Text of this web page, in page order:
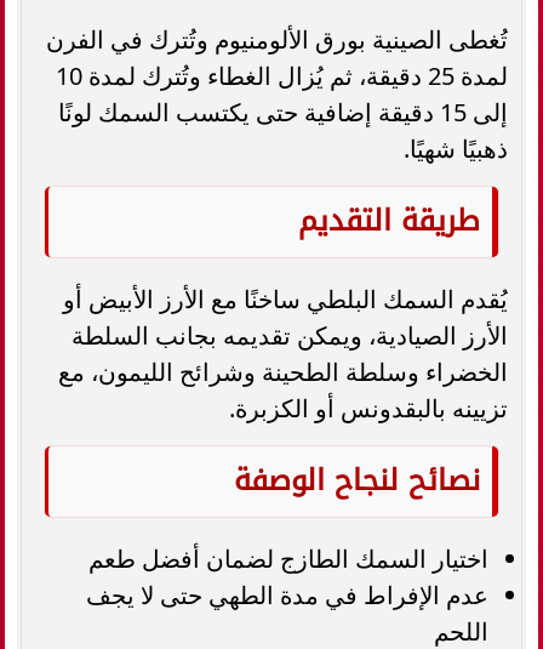
تُغطى الصينية بورق الألومنيوم وتُترك في الفرن
لمدة 25 دقيقة، ثم يُزال الغطاء وتُترك لمدة 10
إلى 15 دقيقة إضافية حتى يكتسب السمك لونًا
ذهبيًا شهيًا.
طريقة التقديم
يُقدم السمك البلطي ساخنًا مع الأرز الأبيض أو
الأرز الصيادية، ويمكن تقديمه بجانب السلطة
الخضراء وسلطة الطحينة وشرائح الليمون، مع
تزيينه بالبقدونس أو الكزبرة.
نصائح لنجاح الوصفة
اختيار السمك الطازج لضمان أفضل طعم
عدم الإفراط في مدة الطهي حتى لا يجف
اللحم